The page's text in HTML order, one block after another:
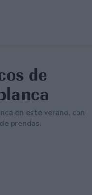
de
en este verano, con
prendas.